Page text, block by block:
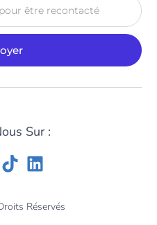
Sur :
Réservés